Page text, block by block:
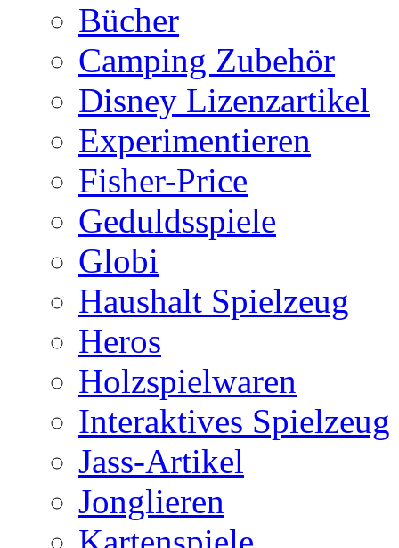
Bücher
Camping Zubehör
Disney Lizenzartikel
Experimentieren
Fisher-Price
Geduldsspiele
Globi
Haushalt Spielzeug
Heros
Holzspielwaren
Interaktives Spielzeug
Jass-Artikel
Jonglieren